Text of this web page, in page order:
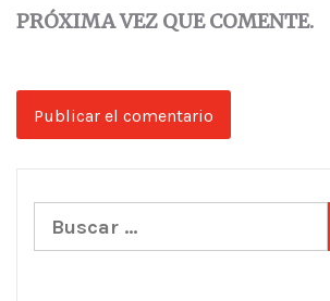
PRÓXIMA VEZ QUE COMENTE.
Buscar: